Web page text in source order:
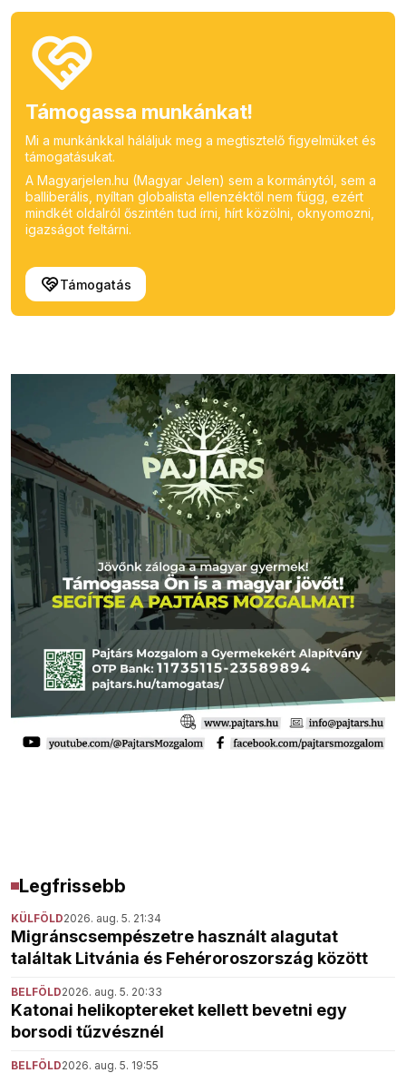
Támogassa munkánkat!
Mi a munkánkkal háláljuk meg a megtisztelő figyelmüket és
támogatásukat.
A Magyarjelen.hu (Magyar Jelen) sem a kormánytól, sem a
balliberális, nyíltan globalista ellenzéktől nem függ, ezért
mindkét oldalról őszintén tud írni, hírt közölni, oknyomozni,
igazságot feltárni.
Támogatás
Legfrissebb
KÜLFÖLD2026. aug. 5. 21:34
Migránscsempészetre használt alagutat
találtak Litvánia és Fehéroroszország között
BELFÖLD2026. aug. 5. 20:33
Katonai helikoptereket kellett bevetni egy
borsodi tűzvésznél
BELFÖLD2026. aug. 5. 19:55